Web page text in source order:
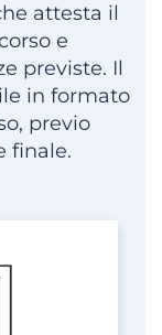
attesta il
e
previste. Il
in formato
previo
finale.